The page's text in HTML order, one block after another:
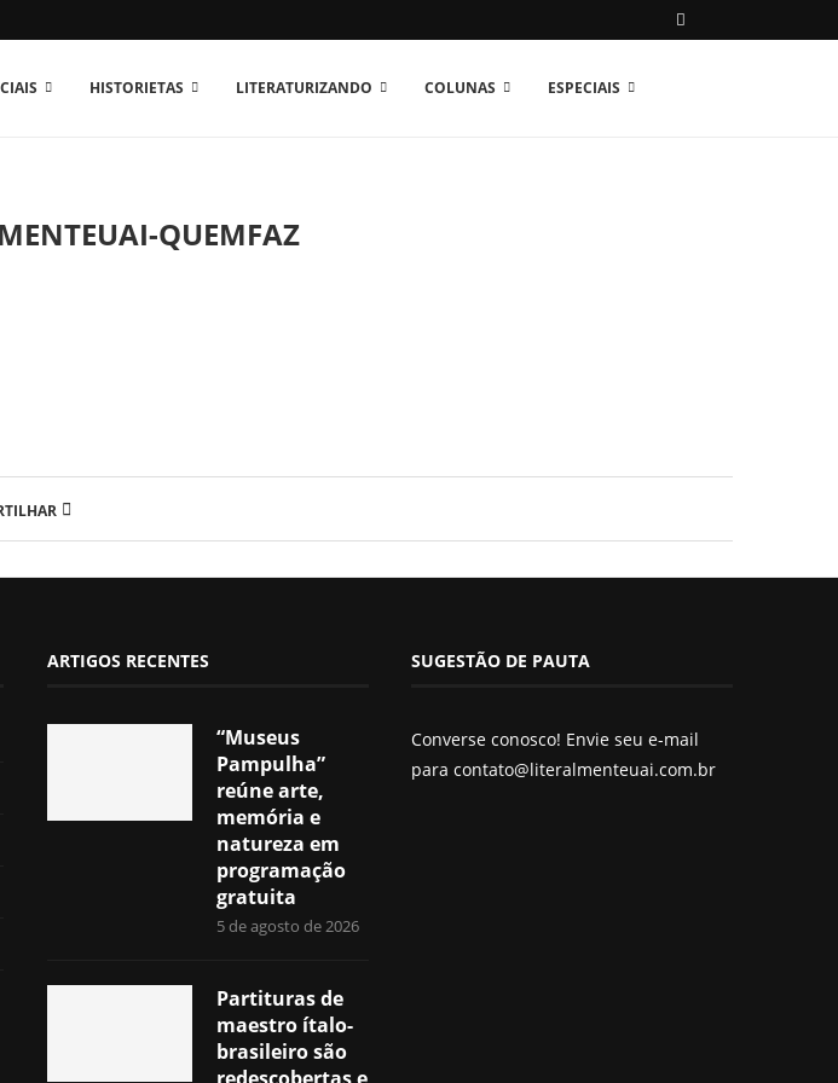
HISTORIETAS LITERATURIZANDO COLUNAS ESPECIAIS
QUEMFAZ
ARTIGOS RECENTES
“Museus
Pampulha”
reúne arte,
memória e
natureza em
programação
gratuita
5 de agosto de 2026
Partituras de
maestro ítalo-
brasileiro são
SUGESTÃO DE PAUTA
Converse conosco! Envie seu e-mail
para contato@literalmenteuai.com.br